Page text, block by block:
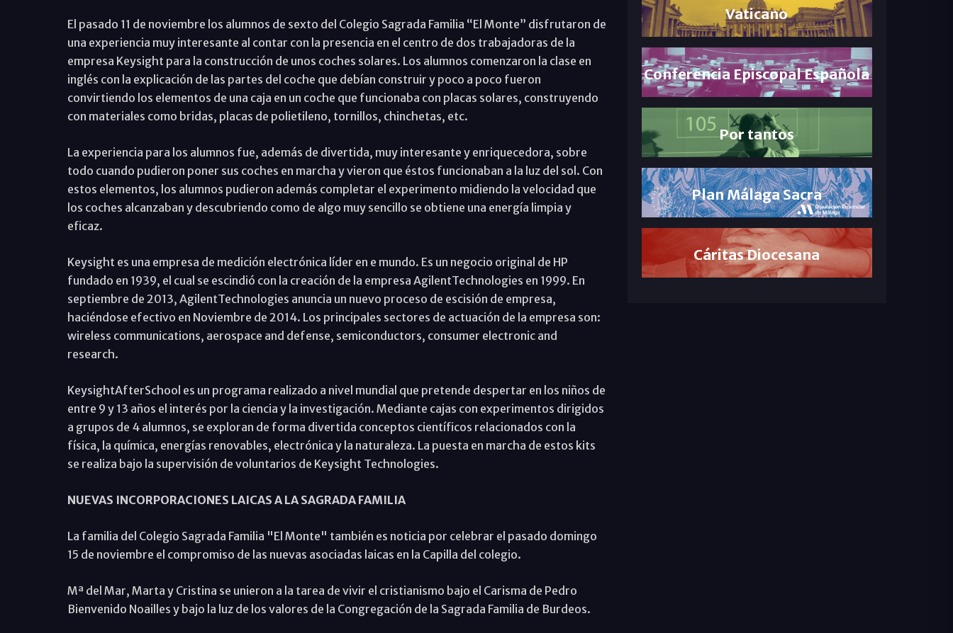
El pasado 11 de noviembre los alumnos de sexto del Colegio Sagrada Familia “El Monte” disfrutaron de
una experiencia muy interesante al contar con la presencia en el centro de dos trabajadoras de la
empresa Keysight para la construcción de unos coches solares. Los alumnos comenzaron la clase en
inglés con la explicación de las partes del coche que debían construir y poco a poco fueron
convirtiendo los elementos de una caja en un coche que funcionaba con placas solares, construyendo
con materiales como bridas, placas de polietileno, tornillos, chinchetas, etc.
La experiencia para los alumnos fue, además de divertida, muy interesante y enriquecedora, sobre
todo cuando pudieron poner sus coches en marcha y vieron que éstos funcionaban a la luz del sol. Con
estos elementos, los alumnos pudieron además completar el experimento midiendo la velocidad que
los coches alcanzaban y descubriendo como de algo muy sencillo se obtiene una energía limpia y
eficaz.
Keysight es una empresa de medición electrónica líder en e mundo. Es un negocio original de HP
fundado en 1939, el cual se escindió con la creación de la empresa AgilentTechnologies en 1999. En
septiembre de 2013, AgilentTechnologies anuncia un nuevo proceso de escisión de empresa,
haciéndose efectivo en Noviembre de 2014. Los principales sectores de actuación de la empresa son:
wireless communications, aerospace and defense, semiconductors, consumer electronic and
research.
KeysightAfterSchool es un programa realizado a nivel mundial que pretende despertar en los niños de
entre 9 y 13 años el interés por la ciencia y la investigación. Mediante cajas con experimentos dirigidos
a grupos de 4 alumnos, se exploran de forma divertida conceptos científicos relacionados con la
física, la química, energías renovables, electrónica y la naturaleza. La puesta en marcha de estos kits
se realiza bajo la supervisión de voluntarios de Keysight Technologies.
NUEVAS INCORPORACIONES LAICAS A LA SAGRADA FAMILIA
La familia del Colegio Sagrada Familia "El Monte" también es noticia por celebrar el pasado domingo
15 de noviembre el compromiso de las nuevas asociadas laicas en la Capilla del colegio.
Mª del Mar, Marta y Cristina se unieron a la tarea de vivir el cristianismo bajo el Carisma de Pedro
Bienvenido Noailles y bajo la luz de los valores de la Congregación de la Sagrada Familia de Burdeos.
Vaticano
Conferencia Episcopal Española
Por tantos
Plan Málaga Sacra
Cáritas Diocesana